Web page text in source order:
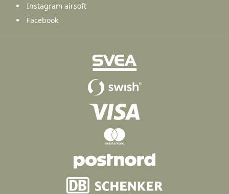
Instagram airsoft
Facebook